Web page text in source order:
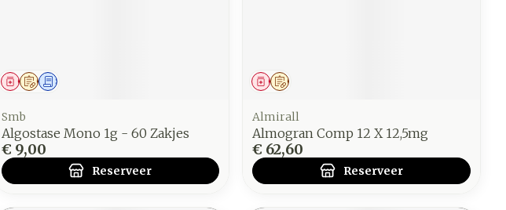
Op voorschrift
GeneesmiddelSchriftelijke aanvraag
Smb
Algostase Mono 1g - 60 Zakjes
€ 9,00
Reserveer
Op voorschrift
Geneesmiddel
Almirall
Almogran Comp 12 X 12,5mg
€ 62,60
Reserveer